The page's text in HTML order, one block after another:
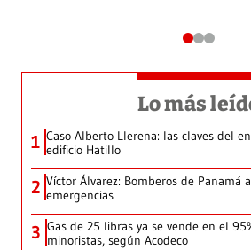
Lo más
1 Caso Alberto Llerena: las claves del
edificio Hatillo
2 Víctor Álvarez: Bomberos de Panamá
emergencias
3 Gas de 25 libras ya se vende en el
minoristas, según Acodeco